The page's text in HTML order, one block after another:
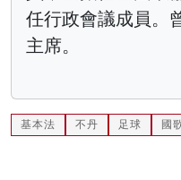
任行政會議成員。
主席。
基本法 不丹 足球 國